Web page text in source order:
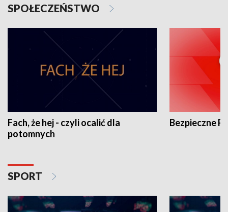
SPOŁECZEŃSTWO
Fach, że hej - czyli ocalić dla
potomnych
Bezpieczne
SPORT